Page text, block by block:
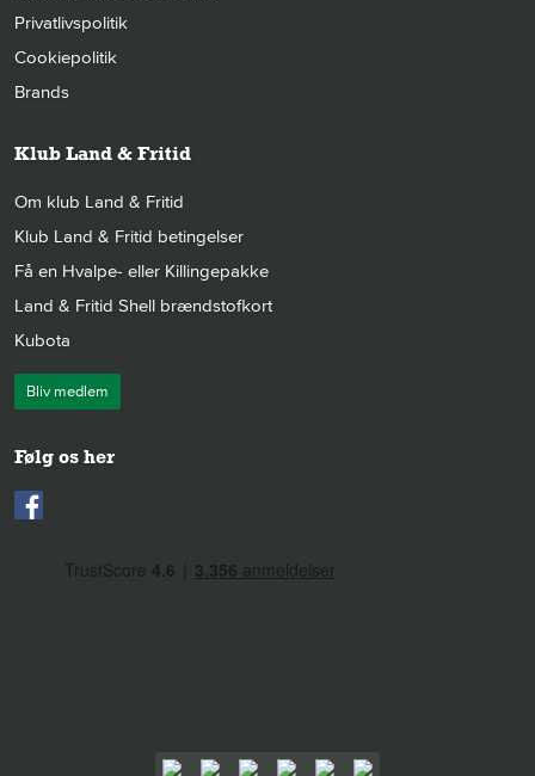
Privatlivspolitik
Cookiepolitik
Brands
Klub Land & Fritid
Om klub Land & Fritid
Klub Land & Fritid betingelser
Få en Hvalpe- eller Killingepakke
Land & Fritid Shell brændstofkort
Kubota
Bliv medlem
Følg os her